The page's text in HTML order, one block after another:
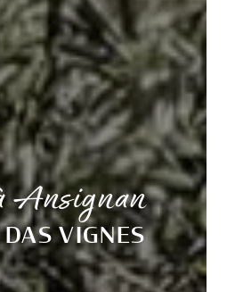
Ansignan
DAS VIGNES